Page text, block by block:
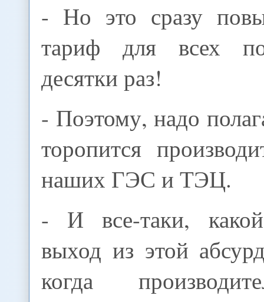
- Но это сразу
тариф для всех
десятки раз!
- Поэтому, надо
торопится
наших ГЭС и ТЭЦ.
- И все-таки,
выход из этой
когда